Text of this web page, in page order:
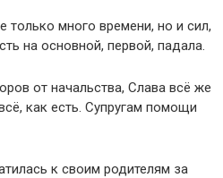
только много времени, но и сил,
на основной, первой, падала.
от начальства, Слава всё же
как есть. Супругам помощи
к своим родителям за